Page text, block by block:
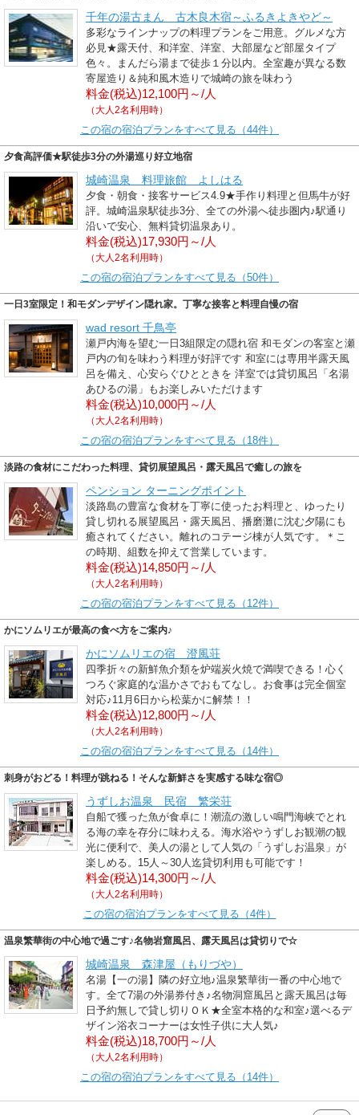
千年の湯古まん 古木良木宿～ふるきよきやど～
多彩なラインナップの料理プランをご用意。グルメな方
必見★露天付、和洋室、洋室、大部屋など部屋タイプ
色々。まんだら湯まで徒歩１分以内。全室趣が異なる数
寄屋造り＆純和風木造りで城崎の旅を味わう
料金(税込)12,100円～/人
（大人2名利用時）
この宿の宿泊プランをすべて見る（44件）
夕食高評価★駅徒歩3分の外湯巡り好立地宿
城崎温泉 料理旅館 よしはる
夕食・朝食・接客サービス4.9★手作り料理と但馬牛が好
評。城崎温泉駅徒歩3分、全ての外湯へ徒歩圏内♪駅通り
沿いで安心、無料貸切温泉あり。
料金(税込)17,930円～/人
（大人2名利用時）
この宿の宿泊プランをすべて見る（50件）
一日3室限定！和モダンデザイン隠れ家。丁寧な接客と料理自慢の宿
wad resort 千鳥亭
瀬戸内海を望む一日3組限定の隠れ宿 和モダンの客室と瀬
戸内の旬を味わう料理が好評です 和室には専用半露天風
呂を備え、心安らぐひとときを 洋室では貸切風呂「名湯
あひるの湯」もお楽しみいただけます
料金(税込)10,000円～/人
（大人2名利用時）
この宿の宿泊プランをすべて見る（18件）
淡路の食材にこだわった料理、貸切展望風呂・露天風呂で癒しの旅を
ペンション ターニングポイント
淡路島の豊富な食材を丁寧に使ったお料理と、ゆったり
貸し切れる展望風呂・露天風呂、播磨灘に沈む夕陽にも
癒されてください。離れのコテージ棟が人気です。＊こ
の時期、組数を抑えて営業しています。
料金(税込)14,850円～/人
（大人2名利用時）
この宿の宿泊プランをすべて見る（12件）
かにソムリエが最高の食べ方をご案内♪
かにソムリエの宿 澄風荘
四季折々の新鮮魚介類を炉端炭火焼で満喫できる！心く
つろぐ家庭的な温かさでおもてなし。お食事は完全個室
対応♪11月6日から松葉かに解禁！！
料金(税込)12,800円～/人
（大人2名利用時）
この宿の宿泊プランをすべて見る（14件）
刺身がおどる！料理が跳ねる！そんな新鮮さを実感する味な宿◎
うずしお温泉 民宿 繁栄荘
自船で獲った魚が食卓に！潮流の激しい鳴門海峡でとれ
る海の幸を存分に味わえる。海水浴やうずしお観潮の観
光に便利で、美人の湯として人気の「うずしお温泉」が
楽しめる。15人～30人迄貸切利用も可能です！
料金(税込)14,300円～/人
（大人2名利用時）
この宿の宿泊プランをすべて見る（4件）
温泉繁華街の中心地で過ごす♪名物岩窟風呂、露天風呂は貸切りで☆
城崎温泉 森津屋（もりづや）
名湯【一の湯】隣の好立地♪温泉繁華街一番の中心地で
す。全て7湯の外湯券付き♪名物洞窟風呂と露天風呂は毎
日予約無しで貸し切りＯＫ★全室本格的な和室♪選べるデ
ザイン浴衣コーナーは女性子供に大人気♪
料金(税込)18,700円～/人
（大人2名利用時）
この宿の宿泊プランをすべて見る（14件）